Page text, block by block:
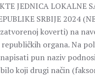
JEDNICA LOKALNE
SRBIJE 2024
koverti) na
organa. Na
pun naziv
koji drugi način